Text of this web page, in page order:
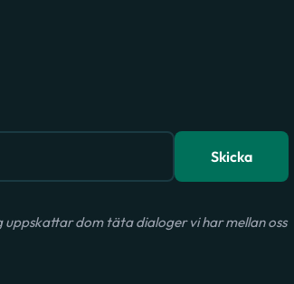
Skicka
dom täta dialoger vi har mellan oss